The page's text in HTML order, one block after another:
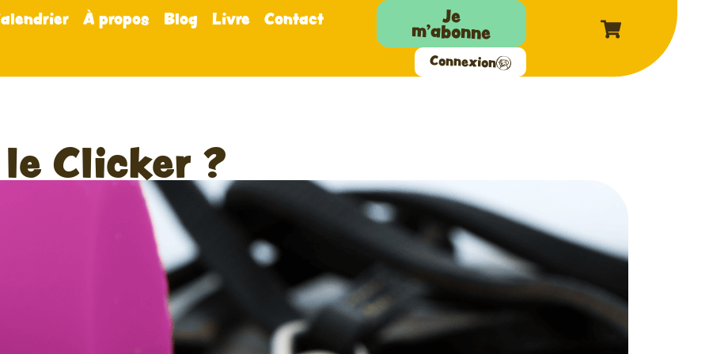
À propos Blog Livre Contact Je
m'abonne
Connexion
le Clicker ?